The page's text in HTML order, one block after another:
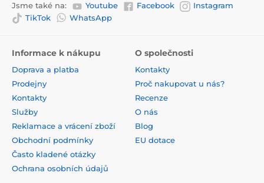
Jsme také na: Youtube Facebook
Instagram
TikTok
WhatsApp
Informace k nákupu
Doprava a platba
Prodejny
Kontakty
Služby
Reklamace a vrácení zboží
Obchodní podmínky
Často kladené otázky
Ochrana osobních údajů
O společnosti
Kontakty
Proč nakupovat u nás?
Recenze
O nás
Blog
EU dotace